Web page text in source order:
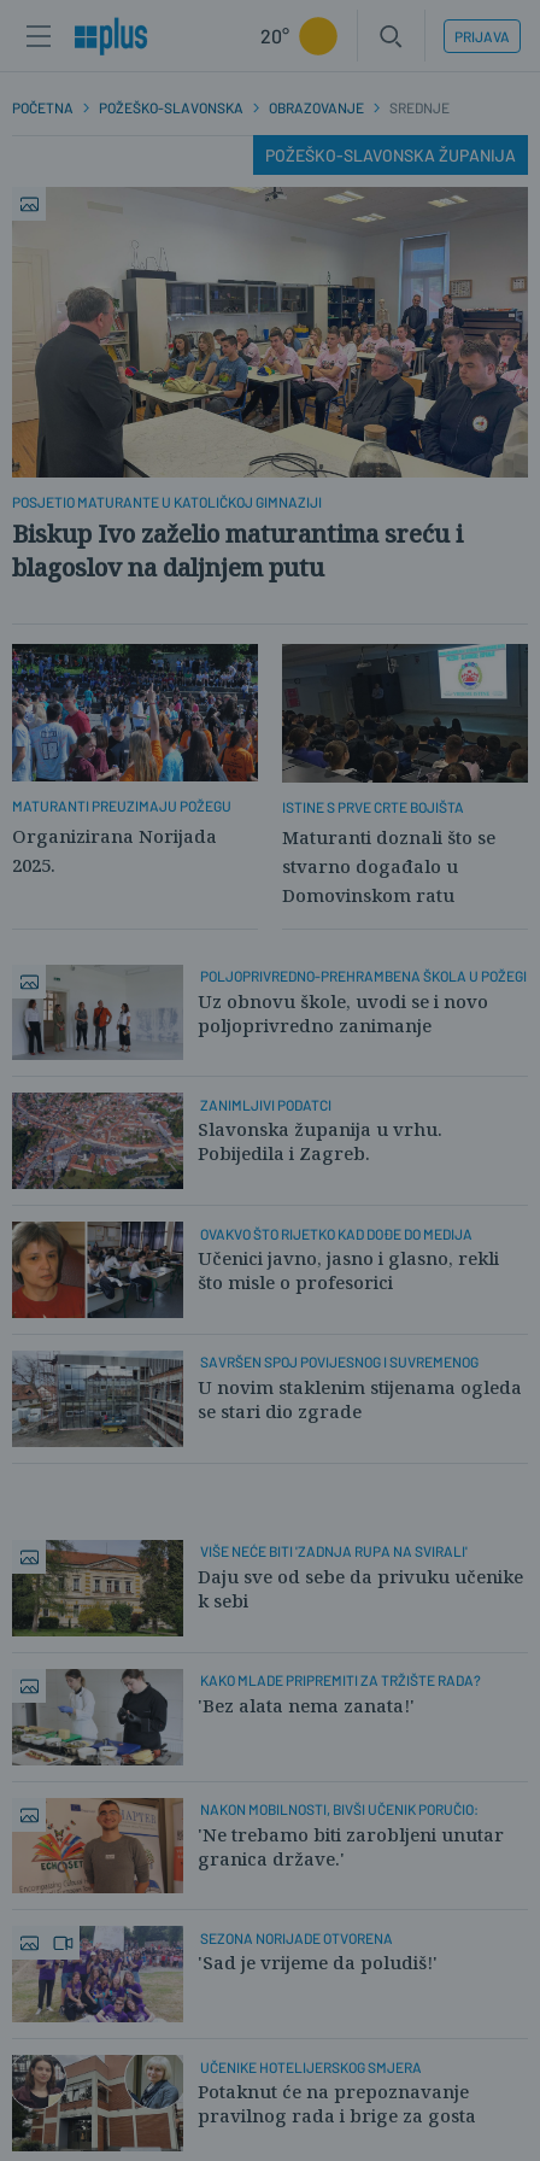
20° PRIJAVA
POČETNA POŽEŠKO-SLAVONSKA OBRAZOVANJE SREDNJE
POŽEŠKO-SLAVONSKA ŽUPANIJA
POSJETIO MATURANTE U KATOLIČKOJ GIMNAZIJI
Biskup Ivo zaželio maturantima sreću i
blagoslov na daljnjem putu
MATURANTI PREUZIMAJU POŽEGU
Organizirana Norijada
2025.
ISTINE S PRVE CRTE BOJIŠTA
Maturanti doznali što se
stvarno događalo u
Domovinskom ratu
POLJOPRIVREDNO-PREHRAMBENA ŠKOLA U POŽEGI
Uz obnovu škole, uvodi se i novo
poljoprivredno zanimanje
ZANIMLJIVI PODATCI
Slavonska županija u vrhu.
Pobijedila i Zagreb.
OVAKVO ŠTO RIJETKO KAD DOĐE DO MEDIJA
Učenici javno, jasno i glasno, rekli
što misle o profesorici
SAVRŠEN SPOJ POVIJESNOG I SUVREMENOG
U novim staklenim stijenama ogleda
se stari dio zgrade
VIŠE NEĆE BITI 'ZADNJA RUPA NA SVIRALI'
Daju sve od sebe da privuku učenike
k sebi
KAKO MLADE PRIPREMITI ZA TRŽIŠTE RADA?
'Bez alata nema zanata!'
NAKON MOBILNOSTI, BIVŠI UČENIK PORUČIO:
'Ne trebamo biti zarobljeni unutar
granica države.'
SEZONA NORIJADE OTVORENA
'Sad je vrijeme da poludiš!'
UČENIKE HOTELIJERSKOG SMJERA
Potaknut će na prepoznavanje
pravilnog rada i brige za gosta